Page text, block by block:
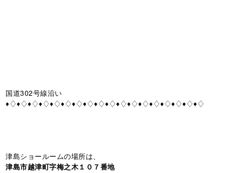
国道302号線沿い
♦♢♦♢♦♢♦♢♦♢♦♢♦♢♦♢♦♢♦♢♦♢♦♢♦♢♦♢♦♢♦♢♦♢♦♢
津島ショールームの場所は、
津島市越津町字梅之木１０７番地